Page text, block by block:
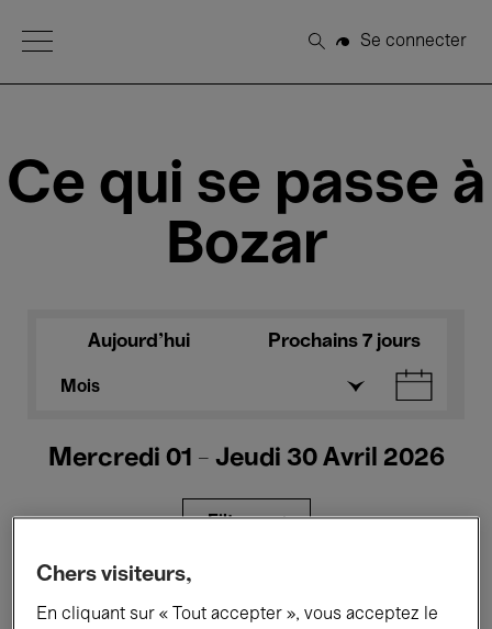
Open Menu
Rechercher
Se connecter
Ce qui se passe à
Bozar
Aujourd'hui Prochains 7 jours
Mois
Mercredi 01 - Jeudi 30 Avril 2026
Filtres
Chers visiteurs,
En cliquant sur « Tout accepter », vous acceptez le